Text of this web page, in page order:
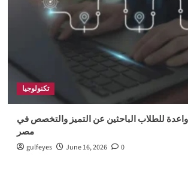
تكنولوجيا
للطلاب الباحثين عن التميز والتخصص في
مصر
gulfeyes June 16, 2026 0